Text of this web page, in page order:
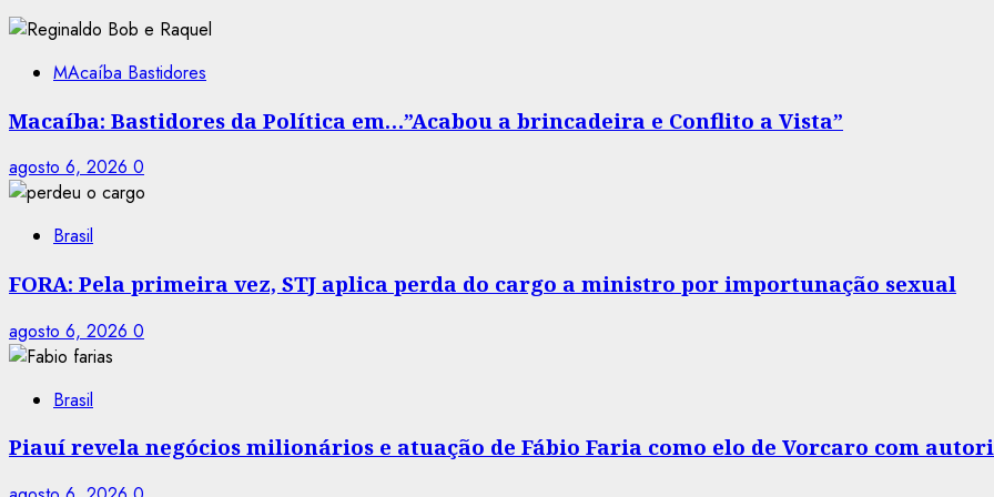
MAcaíba Bastidores
Macaíba: Bastidores da Política em…”Acabou a brincadeira e Conflito a Vista”
agosto 6, 2026 0
Brasil
FORA: Pela primeira vez, STJ aplica perda do cargo a ministro por importunação sexual
agosto 6, 2026 0
Brasil
Piauí revela negócios milionários e atuação de Fábio Faria como elo de Vorcaro com